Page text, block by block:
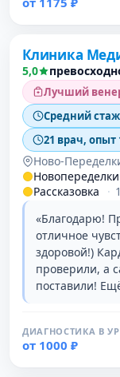
Клиника
5,0
Лучший
Средний
21 врач, опыт
Ново-
Рассказовка
·
«Благодарю!
отличное
здоровой!)
проверили, а
поставили!
ДИАГНОСТИКА В
от 1000 ₽